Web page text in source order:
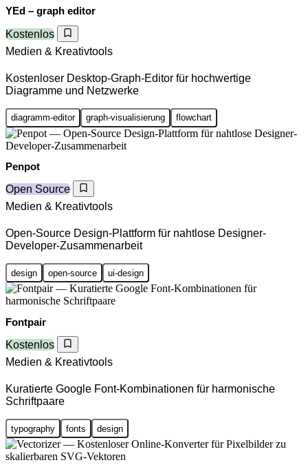
YEd – graph editor
Kostenlos
Medien & Kreativtools
Kostenloser Desktop-Graph-Editor für hochwertige
Diagramme und Netzwerke
diagramm-editor graph-visualisierung flowchart
Penpot
Open Source
Medien & Kreativtools
Open-Source Design-Plattform für nahtlose Designer-
Developer-Zusammenarbeit
design open-source ui-design
Fontpair
Kostenlos
Medien & Kreativtools
Kuratierte Google Font-Kombinationen für harmonische
Schriftpaare
typography fonts design